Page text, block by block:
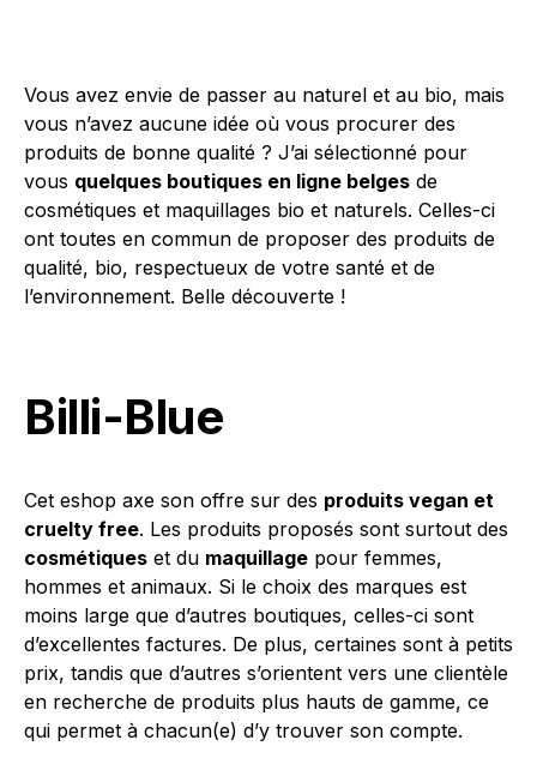
Vous avez envie de passer au naturel et au bio, mais
vous n’avez aucune idée où vous procurer des
produits de bonne qualité ? J’ai sélectionné pour
vous quelques boutiques en ligne belges de
cosmétiques et maquillages bio et naturels. Celles-ci
ont toutes en commun de proposer des produits de
qualité, bio, respectueux de votre santé et de
l’environnement. Belle découverte !
Billi-Blue
Cet eshop axe son offre sur des produits vegan et
cruelty free. Les produits proposés sont surtout des
cosmétiques et du maquillage pour femmes,
hommes et animaux. Si le choix des marques est
moins large que d’autres boutiques, celles-ci sont
d’excellentes factures. De plus, certaines sont à petits
prix, tandis que d’autres s’orientent vers une clientèle
en recherche de produits plus hauts de gamme, ce
qui permet à chacun(e) d’y trouver son compte.